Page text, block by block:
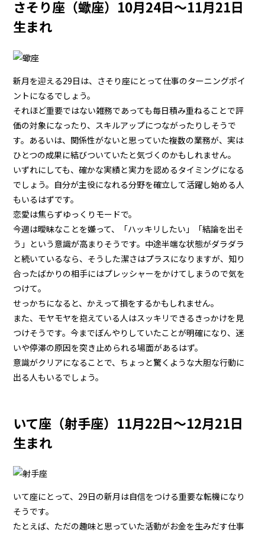
さそり座（蠍座）10月24日～11月21日
生まれ
新月を迎える29日は、さそり座にとって仕事のターニングポイ
ントになるでしょう。
それほど重要ではない雑務であっても毎日積み重ねることで評
価の対象になったり、スキルアップにつながったりしそうで
す。あるいは、関係性がないと思っていた複数の業務が、実は
ひとつの成果に結びついていたと気づくのかもしれません。
いずれにしても、確かな実績と実力を認めるタイミングになる
でしょう。自分が主役になれる分野を確立して活躍し始める人
もいるはずです。
恋愛は焦らずゆっくりモードで。
今週は曖昧なことを嫌って、「ハッキリしたい」「結論を出そ
う」という意識が高まりそうです。中途半端な状態がダラダラ
と続いているなら、そうした潔さはプラスになりますが、知り
合ったばかりの相手にはプレッシャーをかけてしまうので気を
つけて。
せっかちになると、かえって損をするかもしれません。
また、モヤモヤを抱えている人はスッキリできるきっかけを見
つけそうです。今までぼんやりしていたことが明確になり、迷
いや停滞の原因を突き止められる場面があるはず。
意識がクリアになることで、ちょっと驚くような大胆な行動に
出る人もいるでしょう。
いて座（射手座）11月22日～12月21日
生まれ
いて座にとって、29日の新月は自信をつける重要な転機になり
そうです。
たとえば、ただの趣味と思っていた活動がお金を生みだす仕事